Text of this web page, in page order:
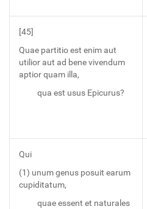
[45]
Quae partitio est enim aut
utilior aut ad bene vivendum
aptior quam illa,
qua est usus Epicurus?
Qui
(1) unum genus posuit earum
cupiditatum,
quae essent et naturales